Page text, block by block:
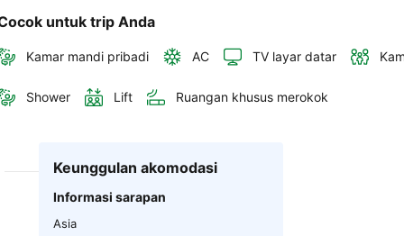
untuk trip Anda
Kamar mandi pribadi AC TV layar datar
Shower Lift Ruangan khusus merokok
Keunggulan akomodasi
Informasi sarapan
Asia